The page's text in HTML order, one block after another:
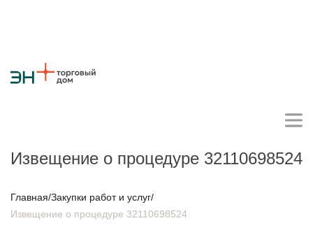
Извещение о процедуре 32110698524
Главная/Закупки работ и услуг/
Извещение о процедуре 32110698524